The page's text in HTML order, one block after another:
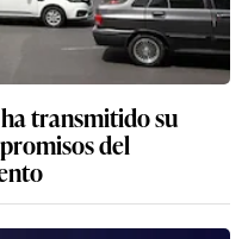
transmitido su
del